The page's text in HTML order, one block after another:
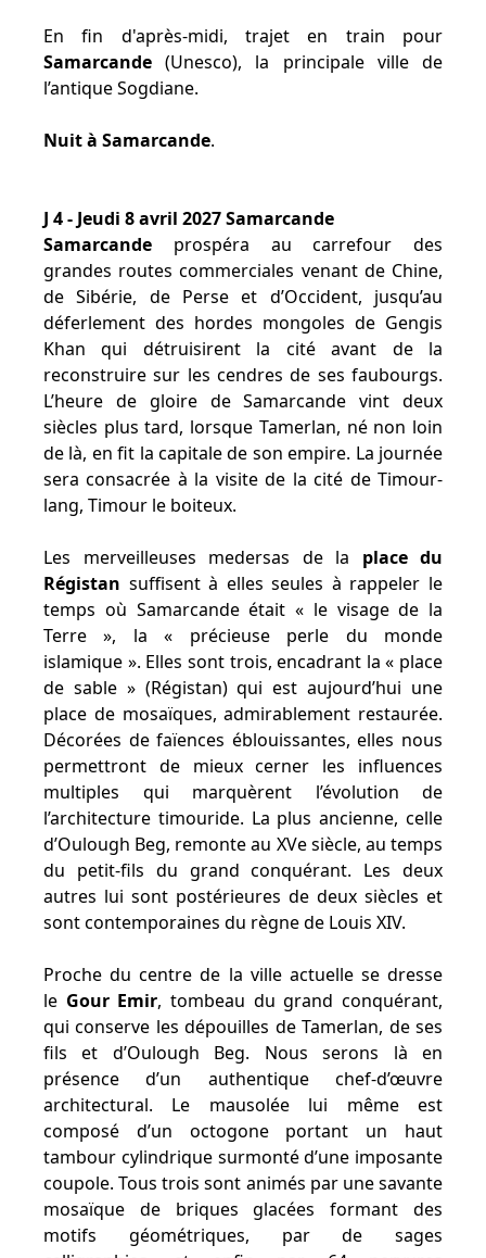
En fin d'après-midi, trajet en train pour
Samarcande (Unesco), la principale ville de
l’antique Sogdiane.
Nuit à Samarcande.
J 4 - Jeudi 8 avril 2027 Samarcande
Samarcande prospéra au carrefour des
grandes routes commerciales venant de Chine,
de Sibérie, de Perse et d’Occident, jusqu’au
déferlement des hordes mongoles de Gengis
Khan qui détruisirent la cité avant de la
reconstruire sur les cendres de ses faubourgs.
L’heure de gloire de Samarcande vint deux
siècles plus tard, lorsque Tamerlan, né non loin
de là, en fit la capitale de son empire. La journée
sera consacrée à la visite de la cité de Timour-
lang, Timour le boiteux.
Les merveilleuses medersas de la place du
Régistan suffisent à elles seules à rappeler le
temps où Samarcande était « le visage de la
Terre », la « précieuse perle du monde
islamique ». Elles sont trois, encadrant la « place
de sable » (Régistan) qui est aujourd’hui une
place de mosaïques, admirablement restaurée.
Décorées de faïences éblouissantes, elles nous
permettront de mieux cerner les influences
multiples qui marquèrent l’évolution de
l’architecture timouride. La plus ancienne, celle
d’Oulough Beg, remonte au XVe siècle, au temps
du petit-fils du grand conquérant. Les deux
autres lui sont postérieures de deux siècles et
sont contemporaines du règne de Louis XIV.
Proche du centre de la ville actuelle se dresse
le Gour Emir, tombeau du grand conquérant,
qui conserve les dépouilles de Tamerlan, de ses
fils et d’Oulough Beg. Nous serons là en
présence d’un authentique chef-d’œuvre
architectural. Le mausolée lui même est
composé d’un octogone portant un haut
tambour cylindrique surmonté d’une imposante
coupole. Tous trois sont animés par une savante
mosaïque de briques glacées formant des
motifs géométriques, par de sages